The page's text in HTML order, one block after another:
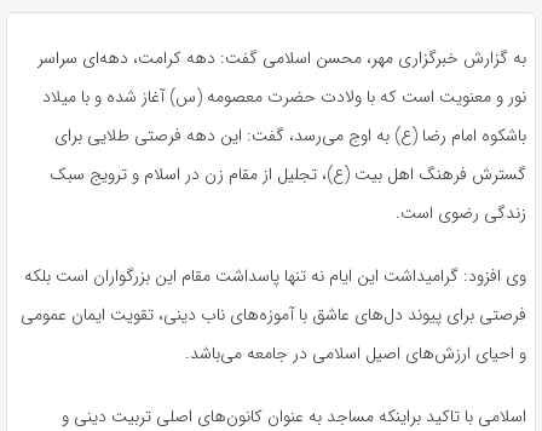
به گزارش خبرگزاری مهر، محسن اسلامی گفت: دهه کرامت، دهه‌ای سراسر
نور و معنویت است که با ولادت حضرت معصومه (س) آغاز شده و با میلاد
باشکوه امام رضا (ع) به اوج می‌رسد، گفت: این دهه فرصتی طلایی برای
گسترش فرهنگ اهل بیت (ع)، تجلیل از مقام زن در اسلام و ترویج سبک
زندگی رضوی است.
وی افزود: گرامیداشت این ایام نه تنها پاسداشت مقام این بزرگواران است بلکه
فرصتی برای پیوند دل‌های عاشق با آموزه‌های ناب دینی، تقویت ایمان عمومی
و احیای ارزش‌های اصیل اسلامی در جامعه می‌باشد.
اسلامی با تاکید براینکه مساجد به عنوان کانون‌های اصلی تربیت دینی و